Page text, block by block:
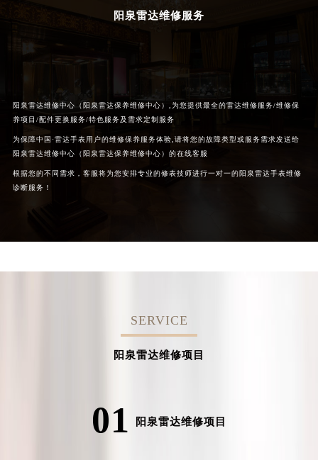
阳泉雷达维修服务
阳泉雷达维修中心（阳泉雷达保养维修中心）,为您提供最全的雷达维修服务/维修保
养项目/配件更换服务/特色服务及需求定制服务
为保障中国·雷达手表用户的维修保养服务体验,请将您的故障类型或服务需求发送给
阳泉雷达维修中心（阳泉雷达保养维修中心）的在线客服
根据您的不同需求，客服将为您安排专业的修表技师进行一对一的阳泉雷达手表维修
诊断服务！
SERVICE
阳泉雷达维修项目
01 阳泉雷达维修项目